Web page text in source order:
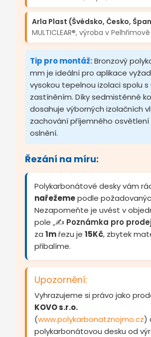
Arla Plast (Švédsko, Česko,
MULTICLEAR®, výroba v
Tip pro montáž:Bronzový
mm je ideální pro aplikace
vysokou tepelnou izolaci spolu s
zastíněním. Díky sedmistěnné
dosahuje výborných izolačních
zachování příjemného osvětlení
oslnění.
Řezání na míru:
Polykarbonátové desky vám
nařežemepodle
Nezapomeňte je uvést v
pole „✍️ Poznámka pro
za 1mřezu je 15Kč, zbytek
přibalíme.
Upozornění:
Vyhrazujeme si právo jako
KOVO s.r.o.
(www.polykarbonatznojmo.cz)
polykarbonátovou desku od